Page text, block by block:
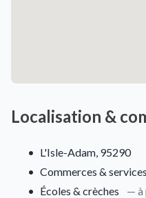
Localisation &
• L'Isle-Adam, 95290
• Commerces & services
• Écoles & crèches
— à